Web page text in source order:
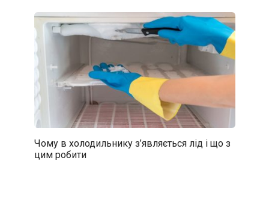
Чому в холодильнику з’являється лід і що з
цим робити